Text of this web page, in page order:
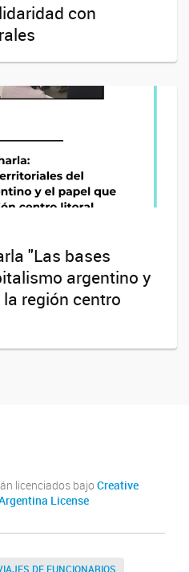
con
"Las bases
argentino y
región centro
licenciados bajo Creative
License
DE FUNCIONARIOS